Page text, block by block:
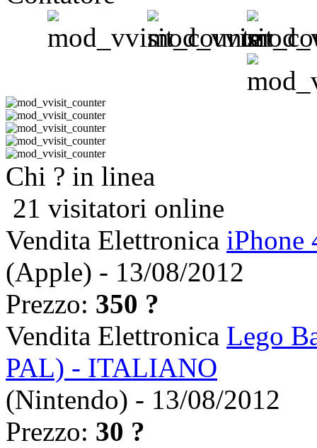
Chi ? in linea
21 visitatori online
Vendita Elettronica iPhone
(Apple) - 13/08/2012
Prezzo: 350 ?
Vendita Elettronica Lego
PAL) - ITALIANO
(Nintendo) - 13/08/2012
Prezzo: 30 ?